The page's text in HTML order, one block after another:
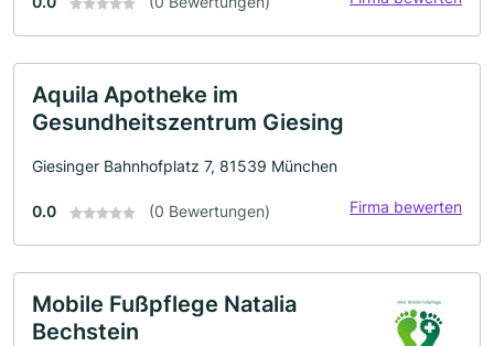
Aquila Apotheke im
Gesundheitszentrum Giesing
Giesinger Bahnhofplatz 7, 81539 München
0.0 (0 Bewertungen) Firma bewerten
Mobile Fußpflege Natalia
Bechstein